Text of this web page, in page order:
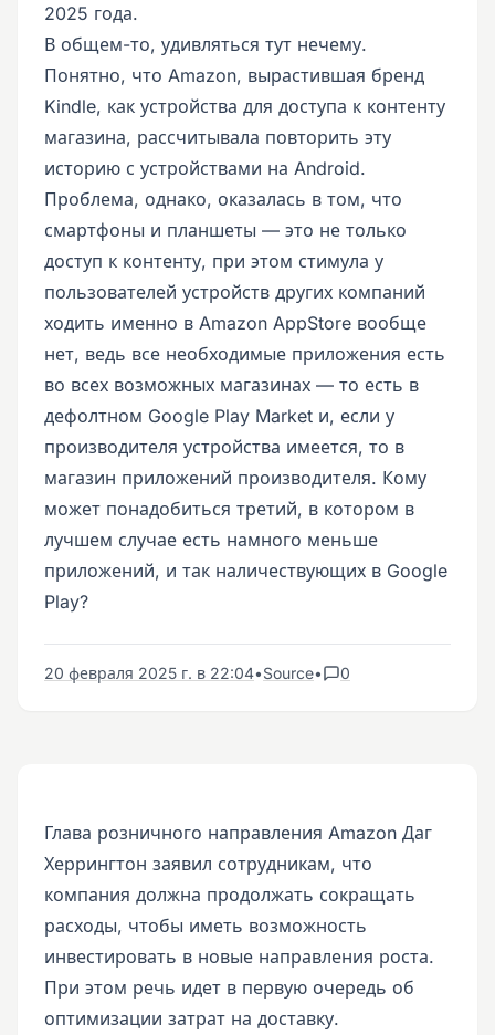
2025 года.
В общем-то, удивляться тут нечему.
Понятно, что Amazon, вырастившая бренд
Kindle, как устройства для доступа к контенту
магазина, рассчитывала повторить эту
историю с устройствами на Android.
Проблема, однако, оказалась в том, что
смартфоны и планшеты — это не только
доступ к контенту, при этом стимула у
пользователей устройств других компаний
ходить именно в Amazon AppStore вообще
нет, ведь все необходимые приложения есть
во всех возможных магазинах — то есть в
дефолтном Google Play Market и, если у
производителя устройства имеется, то в
магазин приложений производителя. Кому
может понадобиться третий, в котором в
лучшем случае есть намного меньше
приложений, и так наличествующих в Google
Play?
20 февраля 2025 г. в 22:04•Source• 0
Глава розничного направления Amazon Даг
Херрингтон заявил сотрудникам, что
компания должна продолжать сокращать
расходы, чтобы иметь возможность
инвестировать в новые направления роста.
При этом речь идет в первую очередь об
оптимизации затрат на доставку.